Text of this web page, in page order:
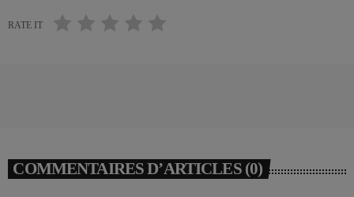
RATE IT
COMMENTAIRES D’ARTICLES (0)